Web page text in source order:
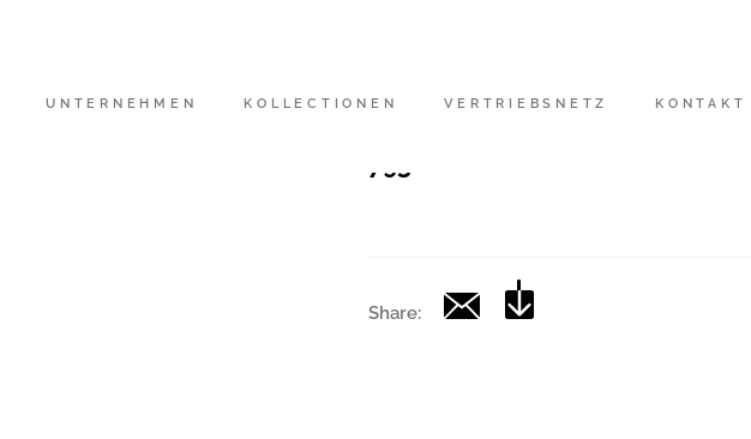
UNTERNEHMEN KOLLECTIONEN VERTRIEBSNETZ KONTAKT
793
Share: